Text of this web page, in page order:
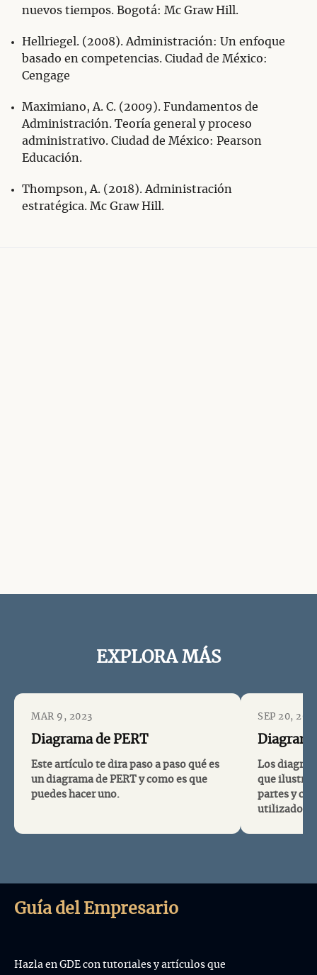
nuevos tiempos. Bogotá: Mc Graw Hill.
Hellriegel. (2008). Administración: Un enfoque
basado en competencias. Ciudad de México:
Cengage
Maximiano, A. C. (2009). Fundamentos de
Administración. Teoría general y proceso
administrativo. Ciudad de México: Pearson
Educación.
Thompson, A. (2018). Administración
estratégica. Mc Graw Hill.
EXPLORA MÁS
MAR 9, 2023
Diagrama de PERT
Este artículo te dira paso a paso qué es
un diagrama de PERT y como es que
puedes hacer uno.
SEP 20,
Los
que ilustran
partes y
utilizados
bloques
Guía del Empresario
Hazla en GDE con tutoriales y artículos que